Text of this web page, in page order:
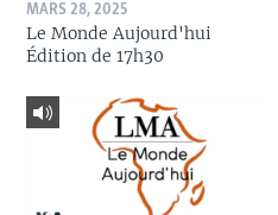
MARS 28, 2025
Le Monde Aujourd'hui
Édition de 17h30